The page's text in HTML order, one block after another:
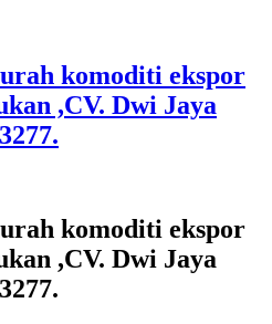
komoditi ekspor
,CV. Dwi Jaya
komoditi ekspor
,CV. Dwi Jaya